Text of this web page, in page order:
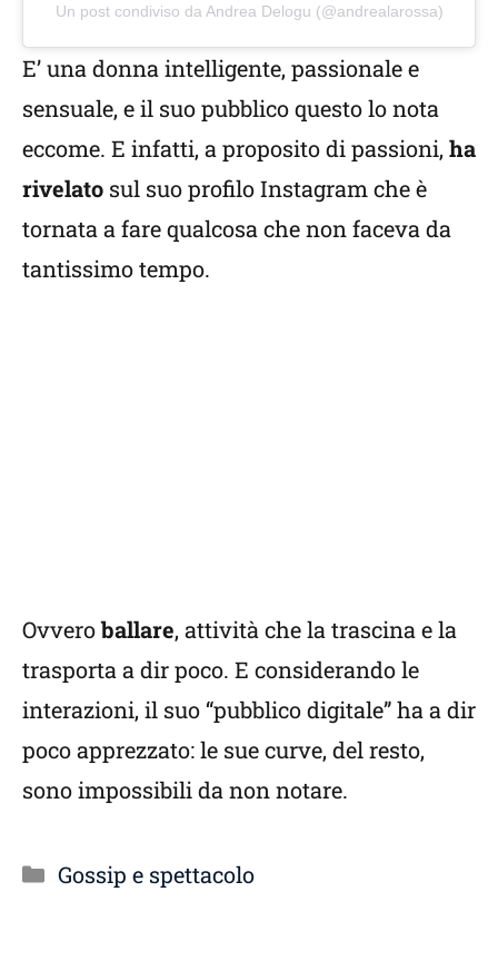
Un post condiviso da Andrea Delogu (@andrealarossa)
E’ una donna intelligente, passionale e
sensuale, e il suo pubblico questo lo nota
eccome. E infatti, a proposito di passioni, ha
rivelato sul suo profilo Instagram che è
tornata a fare qualcosa che non faceva da
tantissimo tempo.
Ovveroballare, attività che la trascina e la
trasporta a dir poco. E considerando le
interazioni, il suo “pubblico digitale” ha a dir
poco apprezzato: le sue curve, del resto,
sono impossibili da non notare.
Categorie
Gossip e spettacolo